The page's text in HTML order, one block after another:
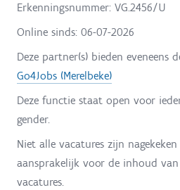
Erkenningsnummer: VG.2456/U
Online sinds: 06-07-2026
Deze partner(s) bieden eveneens
Go4Jobs (Merelbeke)
Deze functie staat open voor
gender.
Niet alle vacatures zijn
aansprakelijk voor de inhoud van
vacatures.